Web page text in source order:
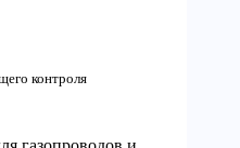
контроля